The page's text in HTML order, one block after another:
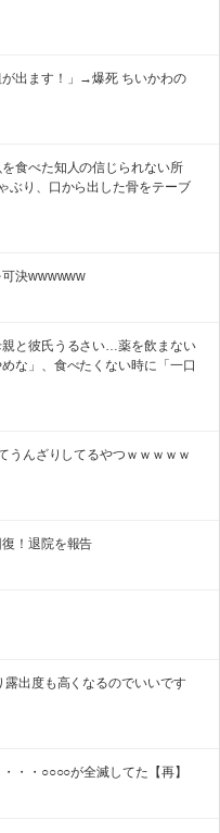
が出ます！」→爆死 ちいかわの
食べた知人の信じられない所
ぶり、口から出した骨をテーブ
可決wwwwww
と彼氏うるさい…薬を飲まない
な」、食べたくない時に「一口
うんざりしてるやつｗｗｗｗｗ
！退院を報告
出度も高くなるのでいいです
・・○○○○が全滅してた【再】